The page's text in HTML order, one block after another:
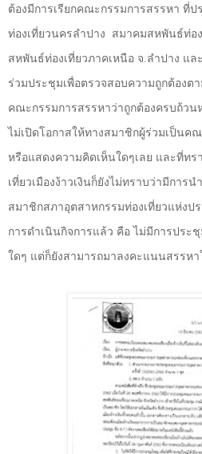
ต้องมีการเรียกคณะกรรมการสรรหา ที่
ท่องเที่ยวนครลำปาง สมาคมสหพันธ์ท่อ
สหพันธ์ท่องเที่ยวภาคเหนือ จ.ลำปาง แล
ร่วมประชุมเพื่อตรวจสอบความถูกต้องต
คณะกรรมการสรรหาว่าถูกต้องครบถ้วน
ไม่เปิดโอกาสให้ทางสมาชิกผู้ร่วมเป็นค
หรือแสดงความคิดเห็นใดๆเลย และที่ท
เที่ยวเมืองง้าวเงินก็ยังไม่ทราบว่ามีการ
สมาชิกสภาอุตสาหกรรมท่องเที่ยวแห่งปร
การดำเนินกิจการแล้ว คือ ไม่มีการประ
ใดๆ แต่ก็ยังสามารถมาลงคะแนนสรรหา